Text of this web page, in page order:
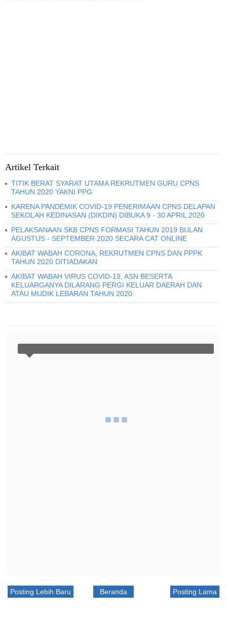
Artikel Terkait
TITIK BERAT SYARAT UTAMA REKRUTMEN GURU CPNS
TAHUN 2020 YAKNI PPG
KARENA PANDEMIK COVID-19 PENERIMAAN CPNS DELAPAN
SEKOLAH KEDINASAN (DIKDIN) DIBUKA 9 - 30 APRIL 2020
PELAKSANAAN SKB CPNS FORMASI TAHUN 2019 BULAN
AGUSTUS - SEPTEMBER 2020 SECARA CAT ONLINE
AKIBAT WABAH CORONA, REKRUTMEN CPNS DAN PPPK
TAHUN 2020 DITIADAKAN
AKIBAT WABAH VIRUS COVID-19, ASN BESERTA
KELUARGANYA DILARANG PERGI KELUAR DAERAH DAN
ATAU MUDIK LEBARAN TAHUN 2020
Posting Lebih Baru Posting Lama
Beranda